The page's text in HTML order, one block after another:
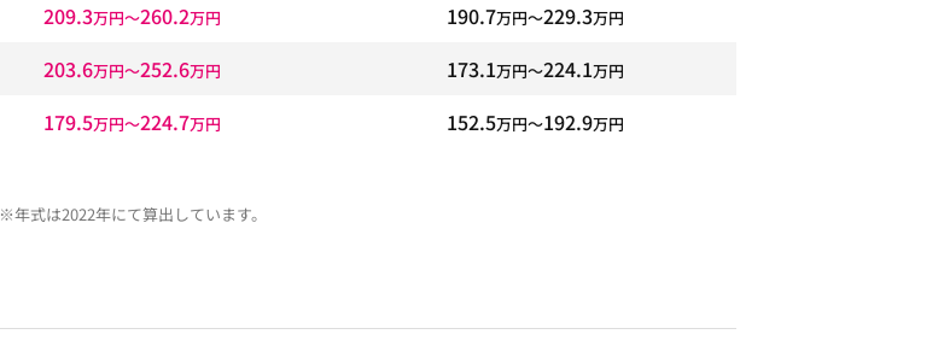
209.3万円〜260.2万円 190.7万円〜229.3万円
203.6万円〜252.6万円 173.1万円〜224.1万円
179.5万円〜224.7万円 152.5万円〜192.9万円
※年式は2022年にて算出しています。